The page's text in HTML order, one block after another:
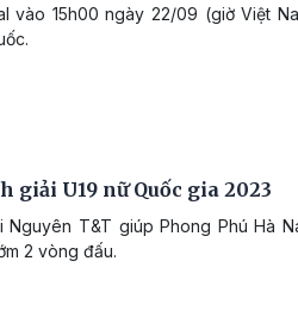
vào 15h00 ngày 22/09 (giờ Việt
giải U19 nữ Quốc gia 2023
T&T giúp Phong Phú Hà
2 vòng đấu.